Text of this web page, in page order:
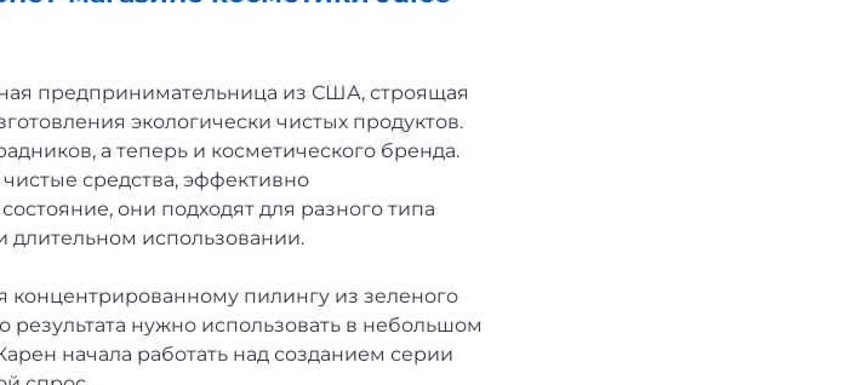
предпринимательница из США, строящая
экологически чистых продуктов.
а теперь и косметического бренда.
средства, эффективно
они подходят для разного типа
использовании.
концентрированному пилингу из зеленого
результата нужно использовать в небольшом
начала работать над созданием серии